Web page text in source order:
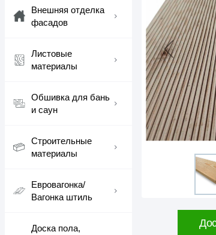
Внешняя отделка
фасадов
Листовые
материалы
Обшивка для бань
и саун
Строительные
материалы
Евровагонка/
Вагонка штиль
Доска пола,